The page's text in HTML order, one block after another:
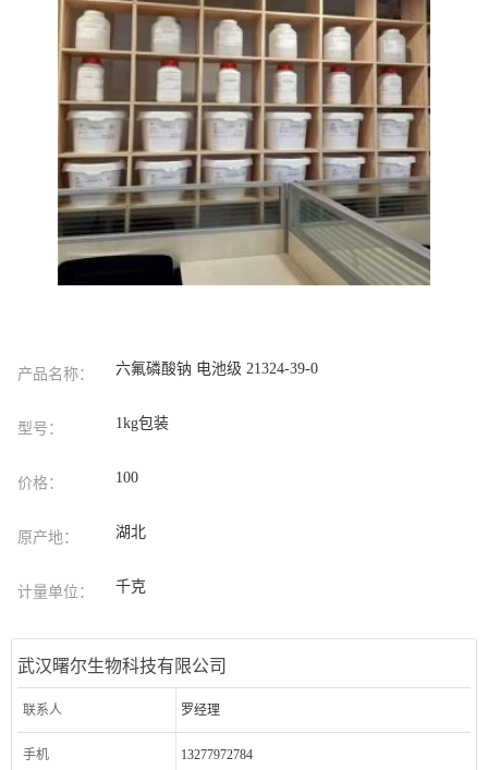
产品名称： 六氟磷酸钠 电池级 21324-39-0
型号： 1kg包装
价格： 100
原产地： 湖北
计量单位： 千克
武汉曙尔生物科技有限公司
联系人 罗经理
手机 13277972784